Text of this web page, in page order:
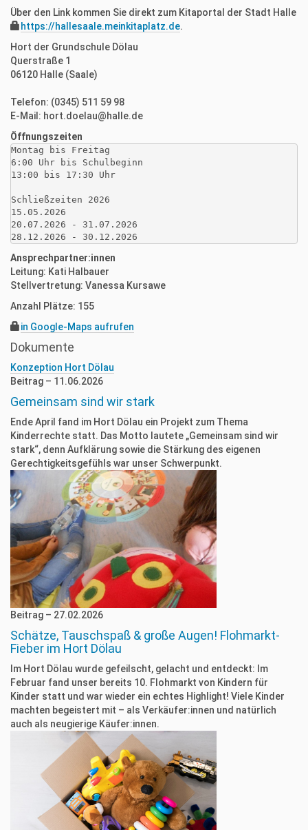
Über den Link kommen Sie direkt zum Kitaportal der Stadt Halle
https://hallesaale.meinkitaplatz.de.
Hort der Grundschule Dölau
Querstraße 1
06120 Halle (Saale)
Telefon: (0345) 511 59 98
E-Mail: hort.doelau@halle.de
Öffnungszeiten
Montag bis Freitag
6:00 Uhr bis Schulbeginn
13:00 bis 17:30 Uhr
Schließzeiten 2026
15.05.2026
20.07.2026 - 31.07.2026
28.12.2026 - 30.12.2026
Ansprechpartner:innen
Leitung: Kati Halbauer
Stellvertretung: Vanessa Kursawe
Anzahl Plätze: 155
in Google-Maps aufrufen
Dokumente
Konzeption Hort Dölau
Beitrag – 11.06.2026
Gemeinsam sind wir stark
Ende April fand im Hort Dölau ein Projekt zum Thema
Kinderrechte statt. Das Motto lautete „Gemeinsam sind wir
stark“, denn Aufklärung sowie die Stärkung des eigenen
Gerechtigkeitsgefühls war unser Schwerpunkt.
Beitrag – 27.02.2026
Schätze, Tauschspaß & große Augen! Flohmarkt-
Fieber im Hort Dölau
Im Hort Dölau wurde gefeilscht, gelacht und entdeckt: Im
Februar fand unser bereits 10. Flohmarkt von Kindern für
Kinder statt und war wieder ein echtes Highlight! Viele Kinder
machten begeistert mit – als Verkäufer:innen und natürlich
auch als neugierige Käufer:innen.